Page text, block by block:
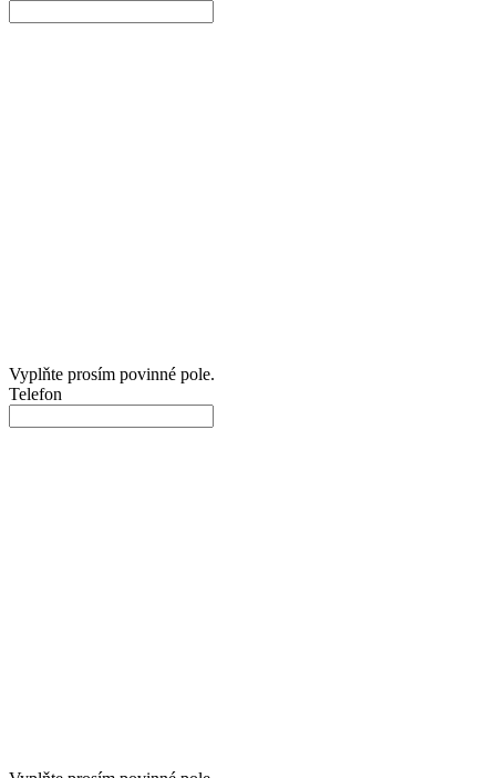
Vyplňte prosím povinné pole.
Telefon